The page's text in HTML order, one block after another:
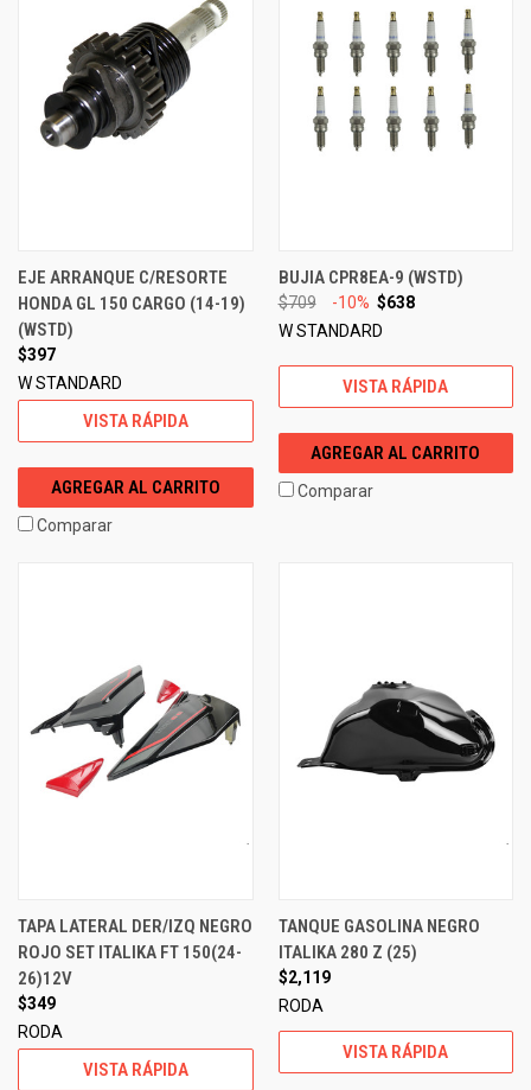
EJE ARRANQUE C/RESORTE
HONDA GL 150 CARGO (14-19)
(WSTD)
$397
W STANDARD
VISTA RÁPIDA
AGREGAR AL CARRITO
Comparar
BUJIA CPR8EA-9 (WSTD)
$709 -10% $638
W STANDARD
VISTA RÁPIDA
AGREGAR AL CARRITO
Comparar
TAPA LATERAL DER/IZQ NEGRO
ROJO SET ITALIKA FT 150(24-
26)12V
$349
RODA
VISTA RÁPIDA
TANQUE GASOLINA NEGRO
ITALIKA 280 Z (25)
$2,119
RODA
VISTA RÁPIDA